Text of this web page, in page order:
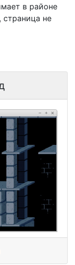
в районе
страница не